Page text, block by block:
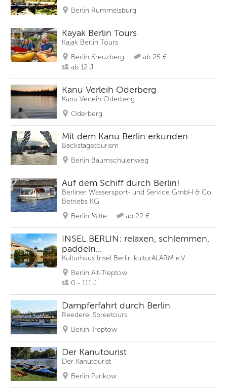
Berlin Rummelsburg
Kayak Berlin Tours
Kajak Berlin Tours
Berlin Kreuzberg
ab 25 €
ab 12 J
Kanu Verleih Oderberg
Kanu Verleih Oderberg
Oderberg
Mit dem Kanu Berlin erkunden
Backstagetourism
Berlin Baumschulenweg
Auf dem Schiff durch Berlin!
Berliner Wassersport- und Service GmbH & Co.
Betriebs KG
Berlin Mitte
ab 22 €
INSEL BERLIN: relaxen, schlemmen,
paddeln...
Kulturhaus Insel Berlin kulturALARM e.V.
Berlin Alt-Treptow
0 - 111 J
Dampferfahrt durch Berlin
Reederei Spreetours
Berlin Treptow
Der Kanutourist
Der Kanutourist
Berlin Pankow